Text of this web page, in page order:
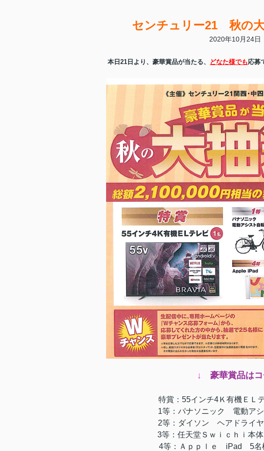
センチュリー21 秋の
2020年10月24日
本日21日より、豪華賞品が当たる、 どなた様でも応募
↓ 豪華賞品は
特賞：55インチ4Ｋ有機
1等：パナソニック 電動ア
2等：ダイソン ヘアド
3等：任天堂Ｓｗ
4等：Ａｐｐｌｅ